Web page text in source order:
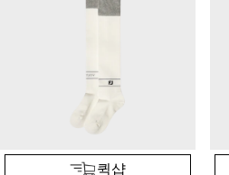
퀵샵